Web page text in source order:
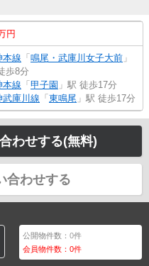
円
本線 「 鳴尾・武庫川女子大前 」
歩8分
本線 「 甲子園 」駅 徒歩17分
武庫川線 「 東鳴尾 」駅 徒歩17分
わせする(無料)
合わせする
公開物件数：0件
会員物件数：0件